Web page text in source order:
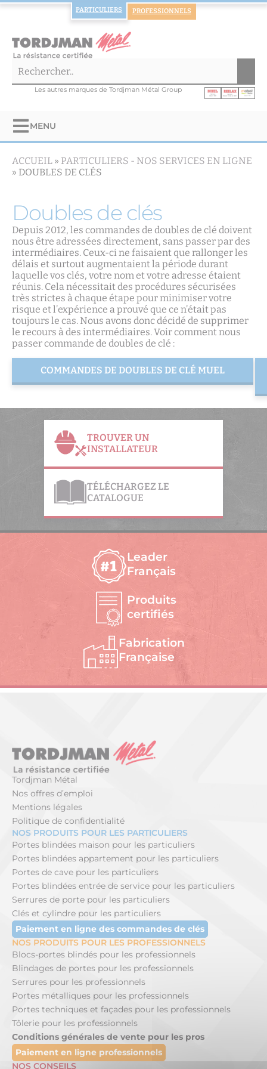
PARTICULIERS PROFESSIONNELS
Les autres marques de Tordjman Métal Group
MENU
ACCUEIL » PARTICULIERS - NOS SERVICES EN LIGNE
» DOUBLES DE CLÉS
Doubles de clés
Depuis 2012, les commandes de doubles de clé doivent
nous être adressées directement, sans passer par des
intermédiaires. Ceux-ci ne faisaient que rallonger les
délais et surtout augmentaient la période durant
laquelle vos clés, votre nom et votre adresse étaient
réunis. Cela nécessitait des procédures sécurisées
très strictes à chaque étape pour minimiser votre
risque et l’expérience a prouvé que ce n’était pas
toujours le cas. Nous avons donc décidé de supprimer
le recours à des intermédiaires. Voir comment nous
passer commande de doubles de clé :
COMMANDES DE DOUBLES DE CLÉ MUEL
TROUVER UN
INSTALLATEUR
TÉLÉCHARGEZ LE
CATALOGUE
Leader
Français
Produits
certifiés
Fabrication
Française
Tordjman Métal
Nos offres d’emploi
Mentions légales
Politique de confidentialité
NOS PRODUITS POUR LES PARTICULIERS
Portes blindées maison pour les particuliers
Portes blindées appartement pour les particuliers
Portes de cave pour les particuliers
Portes blindées entrée de service pour les particuliers
Serrures de porte pour les particuliers
Clés et cylindre pour les particuliers
Paiement en ligne des commandes de clés
NOS PRODUITS POUR LES PROFESSIONNELS
Blocs-portes blindés pour les professionnels
Blindages de portes pour les professionnels
Serrures pour les professionnels
Portes métalliques pour les professionnels
Portes techniques et façades pour les professionnels
Tôlerie pour les professionnels
Conditions générales de vente pour les pros
Paiement en ligne professionnels
NOS CONSEILS